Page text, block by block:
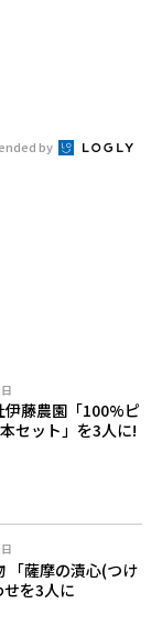
by
伊藤農園「100%ピ
セット」を3人に!
「薩摩の漬心(つけ
を3人に